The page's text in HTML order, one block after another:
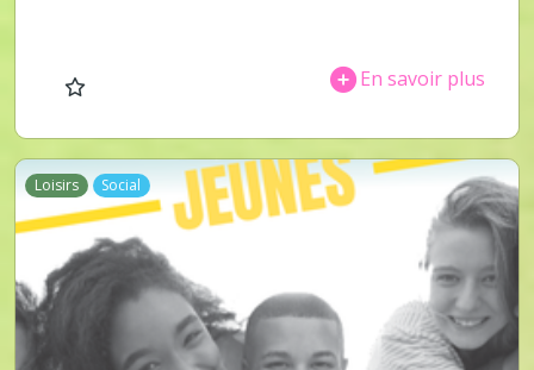
En savoir plus
Loisirs Social